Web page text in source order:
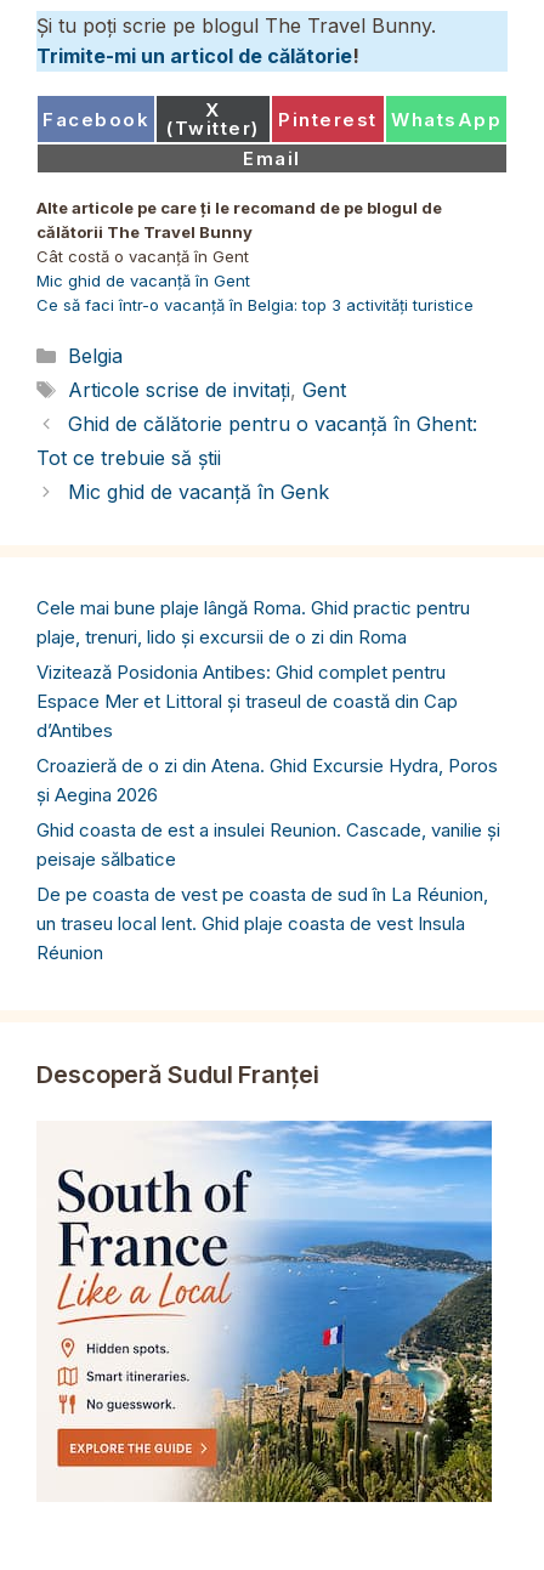
Și tu poți scrie pe blogul The Travel Bunny.
Trimite-mi un articol de călătorie!
Share
Facebook Share
on
X
(Twitter) Share
Pinterest Share
WhatsApp
Share
on
Email
Alte articole pe care ți le recomand de pe blogul de
călătorii The Travel Bunny
Cât costă o vacanță în Gent
Mic ghid de vacanță în Gent
Ce să faci într-o vacanță în Belgia: top 3 activități turistice
Categorii
Belgia
Etichete
Articole scrise de invitați, Gent
Ghid de călătorie pentru o vacanță în Ghent:
Tot ce trebuie să știi
Mic ghid de vacanță în Genk
Cele mai bune plaje lângă Roma. Ghid practic pentru
plaje, trenuri, lido și excursii de o zi din Roma
Vizitează Posidonia Antibes: Ghid complet pentru
Espace Mer et Littoral și traseul de coastă din Cap
d’Antibes
Croazieră de o zi din Atena. Ghid Excursie Hydra, Poros
și Aegina 2026
Ghid coasta de est a insulei Reunion. Cascade, vanilie și
peisaje sălbatice
De pe coasta de vest pe coasta de sud în La Réunion,
un traseu local lent. Ghid plaje coasta de vest Insula
Réunion
Descoperă Sudul Franței